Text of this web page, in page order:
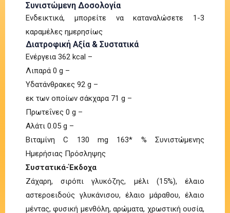
Συνιστώμενη Δοσολογία
Ενδεικτικά, μπορείτε να καταναλώσετε 1-3
καραμέλες ημερησίως
Διατροφική Αξία & Συστατικά
Ενέργεια 362 kcal –
Λιπαρά 0 g –
Υδατάνθρακες 92 g –
εκ των οποίων σάκχαρα 71 g –
Πρωτεΐνες 0 g –
Αλάτι 0.05 g –
Βιταμίνη C 130 mg 163* % Συνιστώμενης
Ημερήσιας Πρόσληψης
Συστατικά-Έκδοχα
Ζάχαρη, σιρόπι γλυκόζης, μέλι (15%), έλαιο
αστεροειδούς γλυκάνισου, έλαιο μάραθου, έλαιο
μέντας, φυσική μενθόλη, αρώματα, χρωστική ουσία,